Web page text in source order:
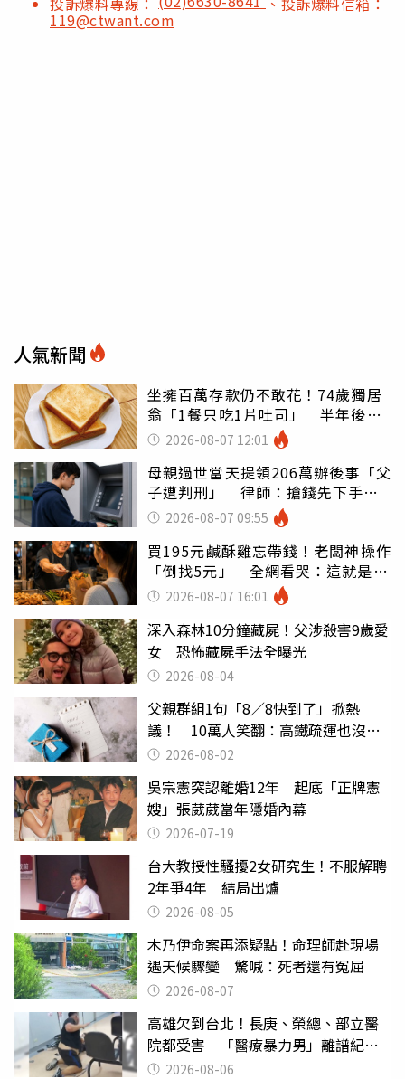
119@ctwant.com
人氣新聞
坐擁百萬存款仍不敢花！74歲獨居
翁「1餐只吃1片吐司」 半年後暴
瘦嚇壞女兒
2026-08-07 12:01
母親過世當天提領206萬辦後事「父
子遭判刑」 律師：搶錢先下手是
罪 2026-08-07 09:55
買195元鹹酥雞忘帶錢！老闆神操作
「倒找5元」 全網看哭：這就是台
灣 2026-08-07 16:01
深入森林10分鐘藏屍！父涉殺害9歲愛
女 恐怖藏屍手法全曝光
2026-08-04
父親群組1句「8／8快到了」掀熱
議！ 10萬人笑翻：高鐵疏運也沒列
父親節
2026-08-02
吳宗憲突認離婚12年 起底「正牌憲
嫂」張葳葳當年隱婚內幕
2026-07-19
台大教授性騷擾2女研究生！不服解聘
2年爭4年 結局出爐
2026-08-05
木乃伊命案再添疑點！命理師赴現場
遇天候驟變 驚喊：死者還有冤屈
2026-08-07
高雄欠到台北！長庚、榮總、部立醫
院都受害 「醫療暴力男」離譜紀錄
曝光2026-08-06